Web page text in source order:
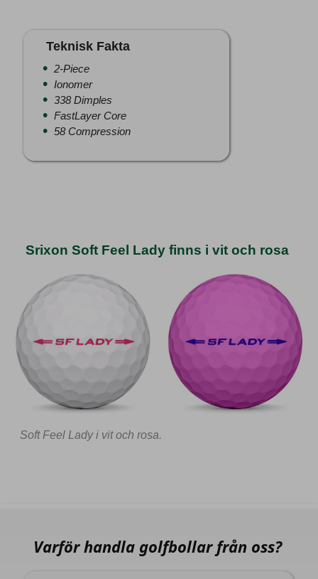
Teknisk Fakta
2-Piece
Ionomer
338 Dimples
FastLayer Core
58 Compression
Srixon Soft Feel Lady finns i vit och rosa
Soft Feel Lady i vit och rosa.
Varför handla golfbollar från oss?